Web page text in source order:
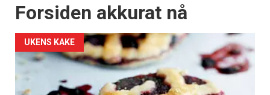
Forsiden akkurat nå
UKENS KAKE